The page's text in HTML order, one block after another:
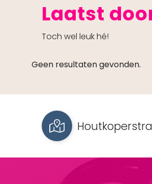
Laatst
Toch wel leuk hé!
Geen resultaten gevonden.